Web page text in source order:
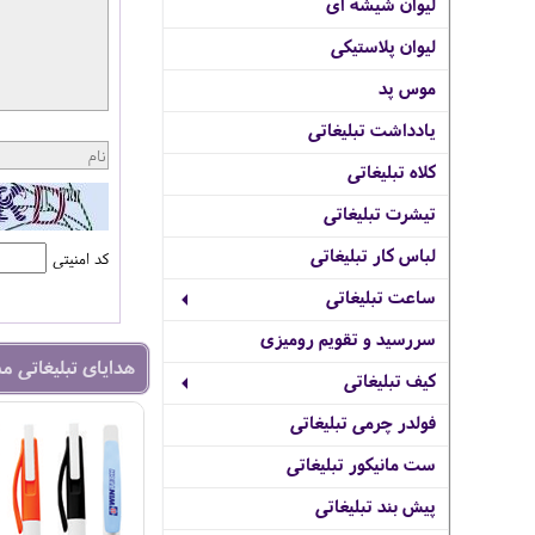
لیوان پلاستیکی
موس پد
یادداشت تبلیغاتی
کلاه تبلیغاتی
تیشرت تبلیغاتی
لباس کار تبلیغاتی
ساعت تبلیغاتی
سررسید و تقویم رومیزی
کیف تبلیغاتی
فولدر چرمی تبلیغاتی
ست مانیکور تبلیغاتی
پیش بند تبلیغاتی
کد امنیتی
هدایای تبلیغاتی